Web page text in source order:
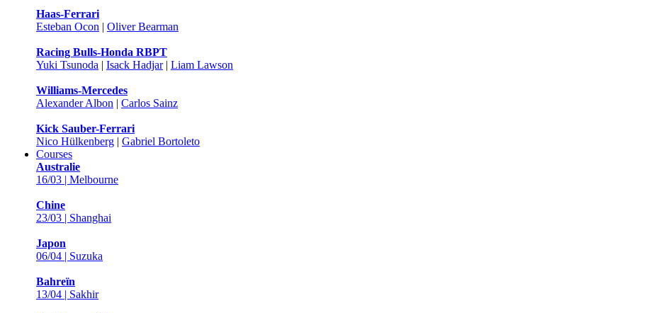
Haas-Ferrari
Esteban Ocon | Oliver Bearman
Racing Bulls-Honda RBPT
Yuki Tsunoda | Isack Hadjar| Liam Lawson
Williams-Mercedes
Alexander Albon | Carlos Sainz
Kick Sauber-Ferrari
Nico Hülkenberg | Gabriel Bortoleto
Courses
Australie
16/03 | Melbourne
Chine
23/03 | Shanghai
Japon
06/04 | Suzuka
Bahreïn
13/04 | Sakhir